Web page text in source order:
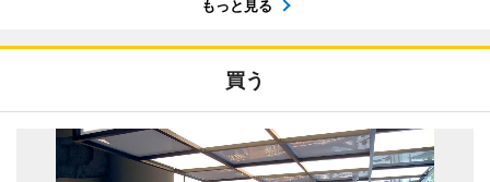
もっと見る
買う